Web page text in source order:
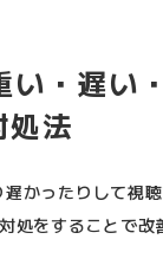
い・遅い
処法
かったりして視
処をすることで改